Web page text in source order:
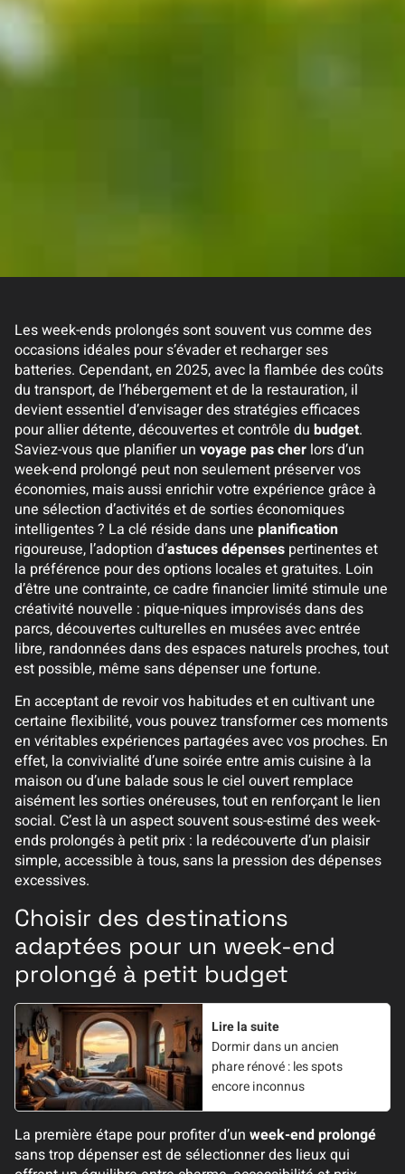
Les week-ends prolongés sont souvent vus comme des
occasions idéales pour s’évader et recharger ses
batteries. Cependant, en 2025, avec la flambée des coûts
du transport, de l’hébergement et de la restauration, il
devient essentiel d’envisager des stratégies efficaces
pour allier détente, découvertes et contrôle du budget.
Saviez-vous que planifier un voyage pas cher lors d’un
week-end prolongé peut non seulement préserver vos
économies, mais aussi enrichir votre expérience grâce à
une sélection d’activités et de sorties économiques
intelligentes ? La clé réside dans une planification
rigoureuse, l’adoption d’astuces dépenses pertinentes et
la préférence pour des options locales et gratuites. Loin
d’être une contrainte, ce cadre financier limité stimule une
créativité nouvelle : pique-niques improvisés dans des
parcs, découvertes culturelles en musées avec entrée
libre, randonnées dans des espaces naturels proches, tout
est possible, même sans dépenser une fortune.
En acceptant de revoir vos habitudes et en cultivant une
certaine flexibilité, vous pouvez transformer ces moments
en véritables expériences partagées avec vos proches. En
effet, la convivialité d’une soirée entre amis cuisine à la
maison ou d’une balade sous le ciel ouvert remplace
aisément les sorties onéreuses, tout en renforçant le lien
social. C’est là un aspect souvent sous-estimé des week-
ends prolongés à petit prix : la redécouverte d’un plaisir
simple, accessible à tous, sans la pression des dépenses
excessives.
Choisir des destinations
adaptées pour un week-end
prolongé à petit budget
Lire la suite
Dormir dans un ancien
phare rénové : les spots
encore inconnus
La première étape pour profiter d’un week-end prolongé
sans trop dépenser est de sélectionner des lieux qui